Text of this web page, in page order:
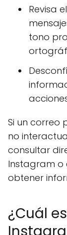
Revisa
tono
Si un correo
no
consultar
Instagram o
obtener
¿Cuál